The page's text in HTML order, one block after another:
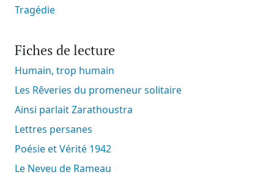
Tragédie
Fiches de lecture
Humain, trop humain
Les Rêveries du promeneur solitaire
Ainsi parlait Zarathoustra
Lettres persanes
Poésie et Vérité 1942
Le Neveu de Rameau